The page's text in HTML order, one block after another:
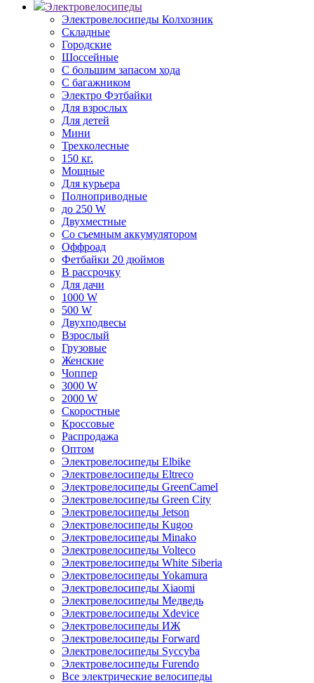
Электровелосипеды
Электровелосипеды Колхозник
Складные
Городские
Шоссейные
С большим запасом хода
С багажником
Электро Фэтбайки
Для взрослых
Для детей
Мини
Трехколесные
150 кг.
Мощные
Для курьера
Полноприводные
до 250 W
Двухместные
Со съемным аккумулятором
Оффроад
Фетбайки 20 дюймов
В рассрочку
Для дачи
1000 W
500 W
Двухподвесы
Взрослый
Грузовые
Женские
Чоппер
3000 W
2000 W
Скоростные
Кроссовые
Распродажа
Оптом
Электровелосипеды Elbike
Электровелосипеды Eltreco
Электровелосипеды GreenCamel
Электровелосипеды Green City
Электровелосипеды Jetson
Электровелосипеды Kugoo
Электровелосипеды Minako
Электровелосипеды Volteco
Электровелосипеды White Siberia
Электровелосипеды Yokamura
Электровелосипеды Xiaomi
Электровелосипеды Медведь
Электровелосипеды Xdevice
Электровелосипеды ИЖ
Электровелосипеды Forward
Электровелосипеды Syccyba
Электровелосипеды Furendo
Все электрические велосипеды